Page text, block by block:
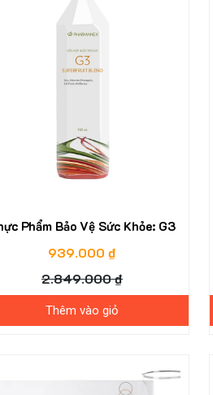
Phẩm Bảo Vệ Sức Khỏe: G3
939.000 ₫
2.849.000 ₫
Thêm vào giỏ